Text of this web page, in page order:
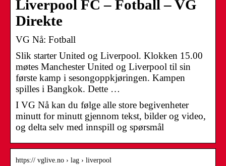
Liverpool FC – Fotball – VG
Direkte
VG Nå: Fotball
Slik starter United og Liverpool. Klokken 15.00
møtes Manchester United og Liverpool til sin
første kamp i sesongoppkjøringen. Kampen
spilles i Bangkok. Dette …
I VG Nå kan du følge alle store begivenheter
minutt for minutt gjennom tekst, bilder og video,
og delta selv med innspill og spørsmål
https:// vglive.no › lag › liverpool